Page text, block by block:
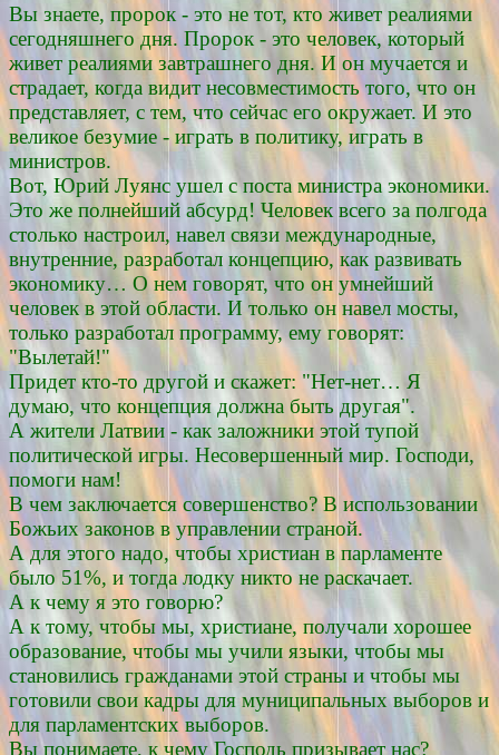
Вы знаете, пророк - это не тот, кто живет реалиями
сегодняшнего дня. Пророк - это человек, который
живет реалиями завтрашнего дня. И он мучается и
страдает, когда видит несовместимость того, что он
представляет, с тем, что сейчас его окружает. И это
великое безумие - играть в политику, играть в
министров.
Вот, Юрий Луянс ушел с поста министра экономики.
Это же полнейший абсурд! Человек всего за полгода
столько настроил, навел связи международные,
внутренние, разработал концепцию, как развивать
экономику… О нем говорят, что он умнейший
человек в этой области. И только он навел мосты,
только разработал программу, ему говорят:
"Вылетай!"
Придет кто-то другой и скажет: "Нет-нет… Я
думаю, что концепция должна быть другая".
А жители Латвии - как заложники этой тупой
политической игры. Несовершенный мир. Господи,
помоги нам!
В чем заключается совершенство? В использовании
Божьих законов в управлении страной.
А для этого надо, чтобы христиан в парламенте
было 51%, и тогда лодку никто не раскачает.
А к чему я это говорю?
А к тому, чтобы мы, христиане, получали хорошее
образование, чтобы мы учили языки, чтобы мы
становились гражданами этой страны и чтобы мы
готовили свои кадры для муниципальных выборов и
для парламентских выборов.
Вы понимаете, к чему Господь призывает нас?